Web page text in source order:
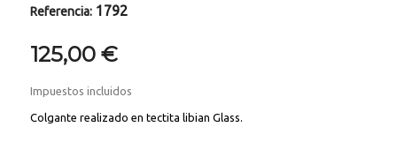
Referencia: 1792
125,00 €
Impuestos incluidos
Colgante realizado en tectita libian Glass.